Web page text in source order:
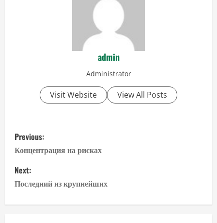
admin
Administrator
Visit Website View All Posts
P
o
s
t
Previous:
Концентрация на рисках
Next:
Последний из крупнейших